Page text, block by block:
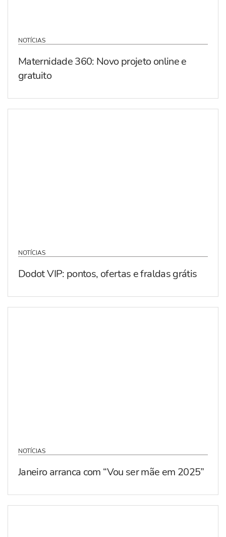
NOTÍCIAS
Maternidade 360: Novo projeto online e
gratuito
NOTÍCIAS
Dodot VIP: pontos, ofertas e fraldas grátis
NOTÍCIAS
Janeiro arranca com “Vou ser mãe em 2025”